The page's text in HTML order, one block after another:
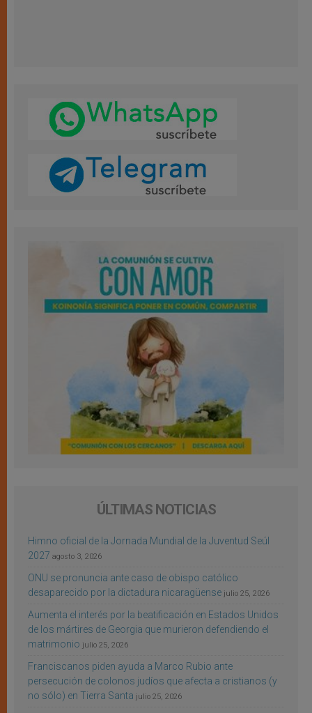
ÚLTIMAS NOTICIAS
Himno oficial de la Jornada Mundial de la Juventud Seúl
2027 agosto 3, 2026
ONU se pronuncia ante caso de obispo católico
desaparecido por la dictadura nicaragüense julio 25, 2026
Aumenta el interés por la beatificación en Estados Unidos
de los mártires de Georgia que murieron defendiendo el
matrimonio julio 25, 2026
Franciscanos piden ayuda a Marco Rubio ante
persecución de colonos judíos que afecta a cristianos (y
no sólo) en Tierra Santa julio 25, 2026